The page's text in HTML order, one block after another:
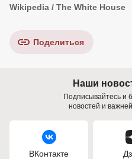
Wikipedia / The White House
Поделиться
Наши
Подписывайтесь и
новостей и
ВКонтакте